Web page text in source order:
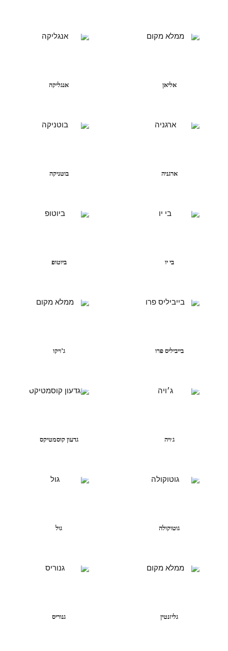
אליאן אנגליקה
ארגניה בוטניקה
בי יו ביוטופ
בייביליס פרו ג’ויקו
ג׳ויה גדעון קוסמטיקס
גוטוקולה גול
גליזנטין גנוריס